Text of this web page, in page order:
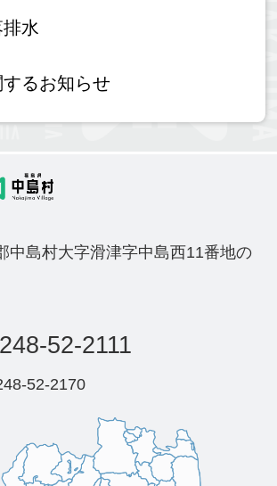
水
るお知らせ
中島村大字滑津字中島西11番地の
52-2111
52-2170